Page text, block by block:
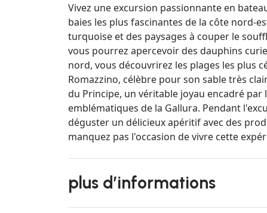
Vivez une excursion passionnante en
baies les plus fascinantes de la côte nord-
turquoise et des paysages à couper le
vous pourrez apercevoir des dauphins
nord, vous découvrirez les plages les plus
Romazzino, célèbre pour son sable très
du Principe, un véritable joyau encadré
emblématiques de la Gallura. Pendant
déguster un délicieux apéritif avec des
manquez pas l'occasion de vivre cette
plus d’informations